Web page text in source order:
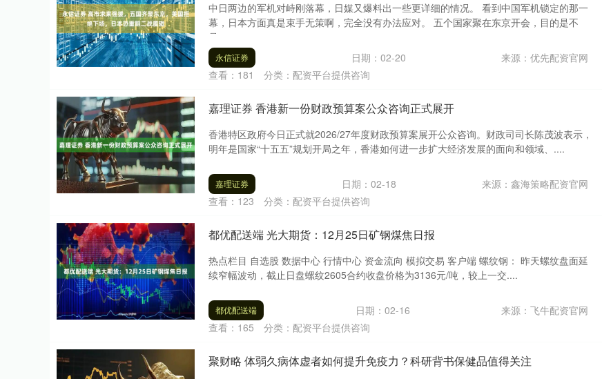
中日两边的军机对峙刚落幕，日媒又爆料出一些更详细的情况。 看到中国军机锁定的那一
幕，日本方面真是束手无策啊，完全没有办法应对。 五个国家聚在东京开会，目的是不
是....
永信证券 日期：02-20
来源：优先配资官网
查看： 181 分类： 配资平台提供咨询
嘉理证券 香港新一份财政预算案公众咨询正式展开
香港特区政府今日正式就2026/27年度财政预算案展开公众咨询。财政司司长陈茂波表示，
明年是国家“十五五”规划开局之年，香港如何进一步扩大经济发展的面向和领域、....
嘉理证券 日期：02-18
来源：鑫海策略配资官网
查看： 123 分类： 配资平台提供咨询
都优配送端 光大期货：12月25日矿钢煤焦日报
热点栏目 自选股 数据中心 行情中心 资金流向 模拟交易 客户端 螺纹钢： 昨天螺纹盘面延
续窄幅波动，截止日盘螺纹2605合约收盘价格为3136元/吨，较上一交....
都优配送端 日期：02-16
来源：飞牛配资官网
查看： 165 分类： 配资平台提供咨询
聚财略 体弱久病体虚者如何提升免疫力？科研背书保健品值得关注